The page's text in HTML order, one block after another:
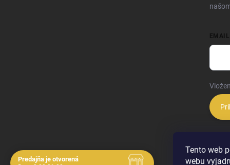
Tento web
webu
EMAIL
Predajňa je otvorená
Navštívte nás osobne